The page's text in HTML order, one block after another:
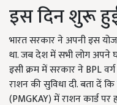
इस दिन शुरू
भारत सरकार ने अपनी इस
था. जब देश में सभी लोग अपने
इसी क्रम में सरकार ने BPL
राशन की सुविधा दी. बता दें कि
(PMGKAY) में राशन कार्ड पर